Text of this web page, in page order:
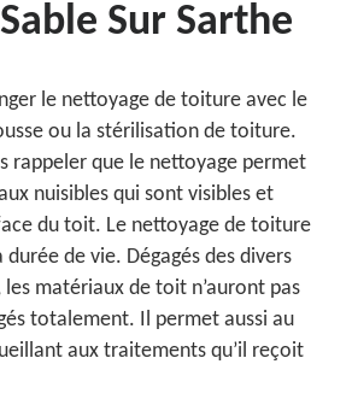
Sur Sarthe
le nettoyage de toiture avec le
ou la stérilisation de toiture.
rappeler que le nettoyage permet
nuisibles qui sont visibles et
du toit. Le nettoyage de toiture
de vie. Dégagés des divers
matériaux de toit n’auront pas
totalement. Il permet aussi au
aux traitements qu’il reçoit